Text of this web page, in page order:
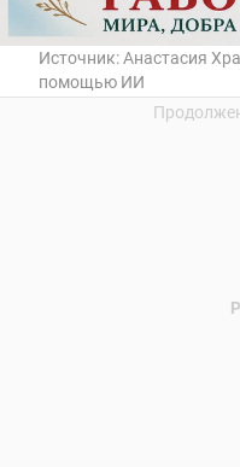
Источник:Анастасия
помощью ИИ